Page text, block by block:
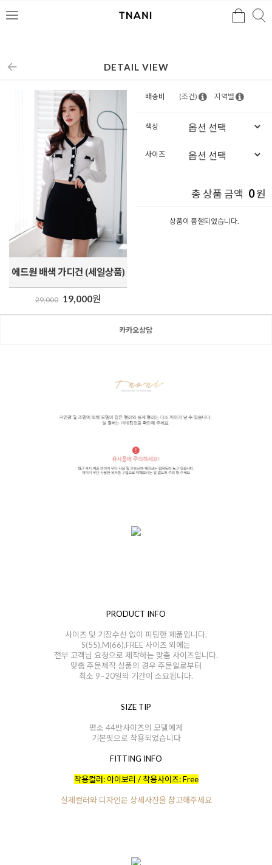
메
검색
DETAIL VIEW
에드원 배색 가디건 (세일상품)
29,000 19,000원
배송비 (조건) 지역별
색상
사이즈
총 상품 금액 0원
상품이 품절되었습니다.
카카오상담
PRODUCT INFO
사이즈 및 기장수선 없이 피팅한 제품입니다.
S(55),M(66),FREE 사이즈 외에는
전부 고객님 요청으로 제작하는 맞춤 사이즈입니다.
맞춤 주문제작 상품의 경우 주문일로부터
최소 9~20일의 기간이 소요됩니다.
SIZE TIP
평소 44반사이즈의 모델에게
기본핏으로 착용되었습니다
FITTING INFO
착용컬러: 아이보리 / 착용사이즈: Free
실제컬러와 디자인은 상세사진을 참고해주세요